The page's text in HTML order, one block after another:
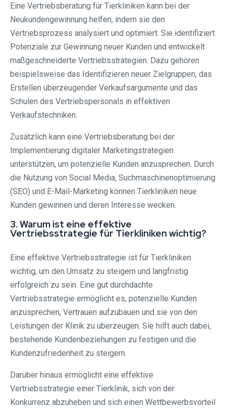
Eine Vertriebsberatung für Tierkliniken kann bei der
Neukundengewinnung helfen, indem sie den
Vertriebsprozess analysiert und optimiert. Sie identifiziert
Potenziale zur Gewinnung neuer Kunden und entwickelt
maßgeschneiderte Vertriebsstrategien. Dazu gehören
beispielsweise das Identifizieren neuer Zielgruppen, das
Erstellen überzeugender Verkaufsargumente und das
Schulen des Vertriebspersonals in effektiven
Verkaufstechniken.
Zusätzlich kann eine Vertriebsberatung bei der
Implementierung digitaler Marketingstrategien
unterstützen, um potenzielle Kunden anzusprechen. Durch
die Nutzung von Social Media, Suchmaschinenoptimierung
(SEO) und E-Mail-Marketing können Tierkliniken neue
Kunden gewinnen und deren Interesse wecken.
3. Warum ist eine effektive
Vertriebsstrategie für Tierkliniken wichtig?
Eine effektive Vertriebsstrategie ist für Tierkliniken
wichtig, um den Umsatz zu steigern und langfristig
erfolgreich zu sein. Eine gut durchdachte
Vertriebsstrategie ermöglicht es, potenzielle Kunden
anzusprechen, Vertrauen aufzubauen und sie von den
Leistungen der Klinik zu überzeugen. Sie hilft auch dabei,
bestehende Kundenbeziehungen zu festigen und die
Kundenzufriedenheit zu steigern.
Darüber hinaus ermöglicht eine effektive
Vertriebsstrategie einer Tierklinik, sich von der
Konkurrenz abzuheben und sich einen Wettbewerbsvorteil